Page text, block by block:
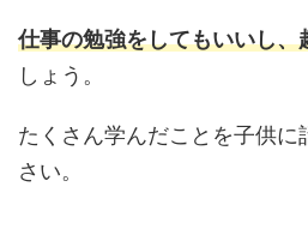
仕事の勉強をしてもいいし、
しょう。
たくさん学んだことを子供
さい。